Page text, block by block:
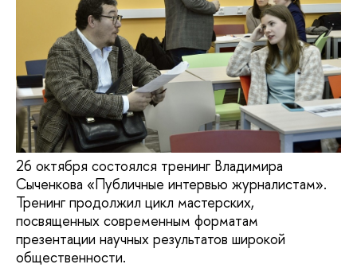
26 октября состоялся тренинг Владимира
Сыченкова «Публичные интервью журналистам».
Тренинг продолжил цикл мастерских,
посвященных современным форматам
презентации научных результатов широкой
общественности.